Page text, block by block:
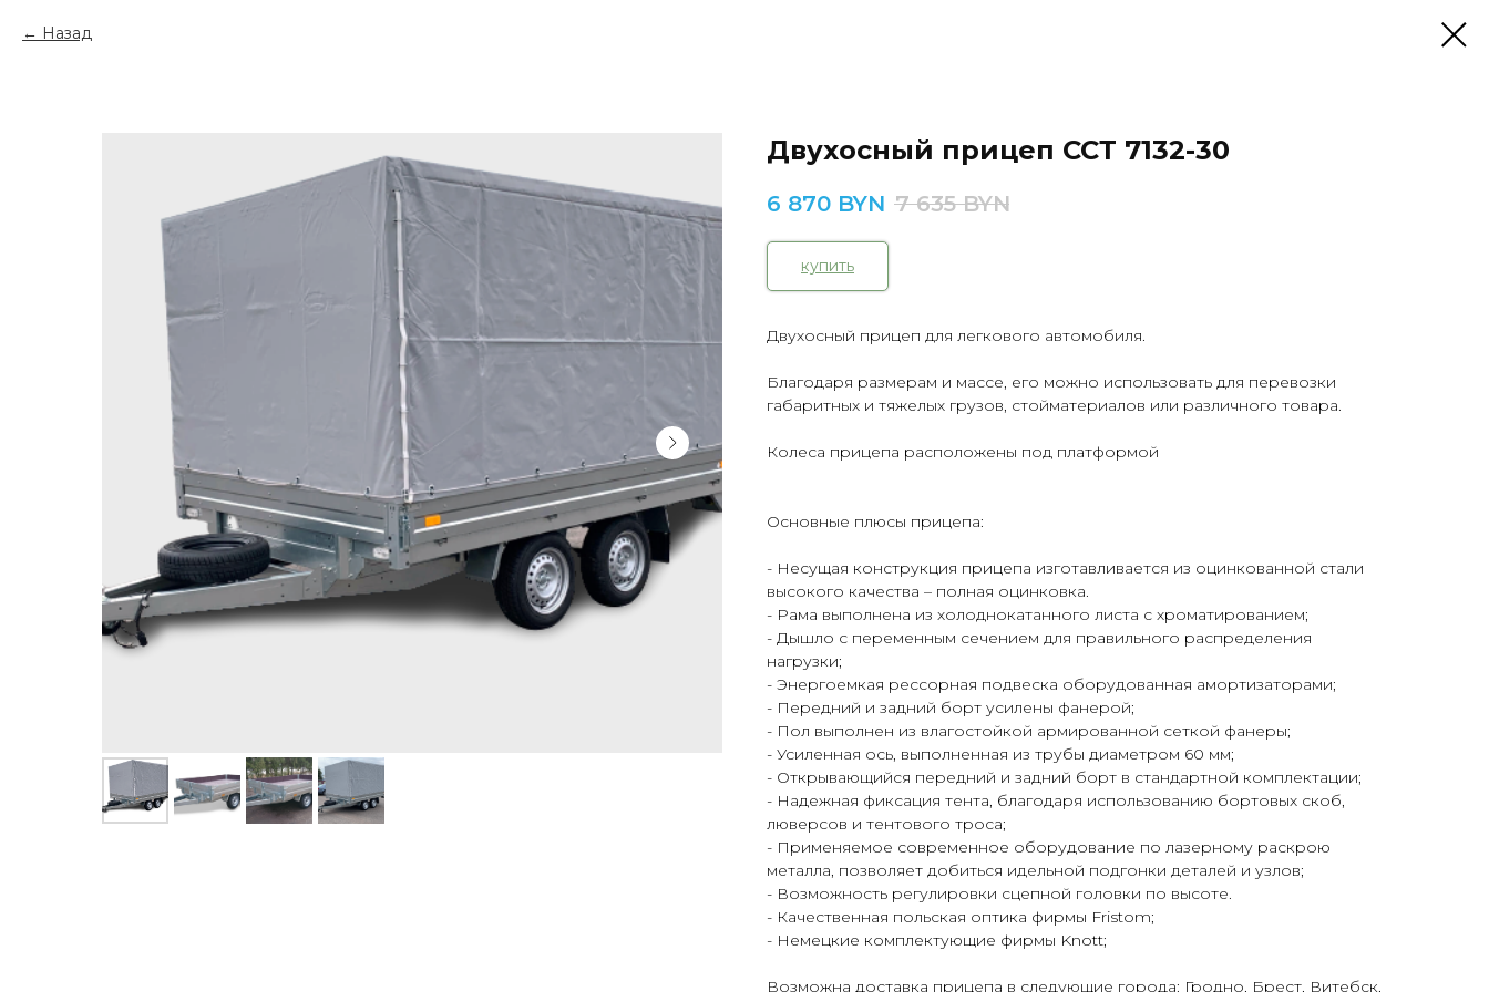
Назад
Двухосный прицеп ССТ 7132-30
6 870 BYN 7 635 BYN
купить
Двухосный прицеп для легкового автомобиля.
Благодаря размерам и массе, его можно использовать для перевозки
габаритных и тяжелых грузов, стойматериалов или различного товара.
Колеса прицепа расположены под платформой
Основные плюсы прицепа:
- Несущая конструкция прицепа изготавливается из оцинкованной стали
высокого качества – полная оцинковка.
- Рама выполнена из холоднокатанного листа с хроматированием;
- Дышло с переменным сечением для правильного распределения
нагрузки;
- Энергоемкая рессорная подвеска оборудованная амортизаторами;
- Передний и задний борт усилены фанерой;
- Пол выполнен из влагостойкой армированной сеткой фанеры;
- Усиленная ось, выполненная из трубы диаметром 60 мм;
- Открывающийся передний и задний борт в стандартной комплектации;
- Надежная фиксация тента, благодаря использованию бортовых скоб,
люверсов и тентового троса;
- Применяемое современное оборудование по лазерному раскрою
металла, позволяет добиться идельной подгонки деталей и узлов;
- Возможность регулировки сцепной головки по высоте.
- Качественная польская оптика фирмы Fristom;
- Немецкие комплектующие фирмы Knott;
Возможна доставка прицепа в следующие города: Гродно, Брест, Витебск,